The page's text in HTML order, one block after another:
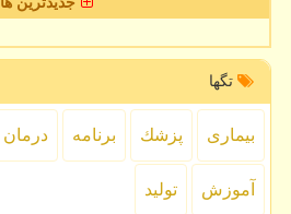
تگها
بیماری پزشك برنامه درمان
آموزش تولید